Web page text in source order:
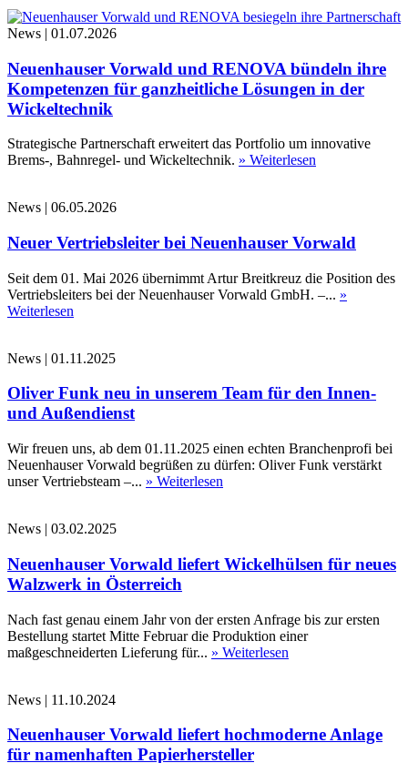
News | 01.07.2026
Neuenhauser Vorwald und RENOVA bündeln ihre
Kompetenzen für ganzheitliche Lösungen in der
Wickeltechnik
Strategische Partnerschaft erweitert das Portfolio um innovative
Brems-, Bahnregel- und Wickeltechnik. » Weiterlesen
News | 06.05.2026
Neuer Vertriebsleiter bei Neuenhauser Vorwald
Seit dem 01. Mai 2026 übernimmt Artur Breitkreuz die Position des
Vertriebsleiters bei der Neuenhauser Vorwald GmbH. –... »
Weiterlesen
News | 01.11.2025
Oliver Funk neu in unserem Team für den Innen-
und Außendienst
Wir freuen uns, ab dem 01.11.2025 einen echten Branchenprofi bei
Neuenhauser Vorwald begrüßen zu dürfen: Oliver Funk verstärkt
unser Vertriebsteam –... » Weiterlesen
News | 03.02.2025
Neuenhauser Vorwald liefert Wickelhülsen für neues
Walzwerk in Österreich
Nach fast genau einem Jahr von der ersten Anfrage bis zur ersten
Bestellung startet Mitte Februar die Produktion einer
maßgeschneiderten Lieferung für... » Weiterlesen
News | 11.10.2024
Neuenhauser Vorwald liefert hochmoderne Anlage
für namenhaften Papierhersteller